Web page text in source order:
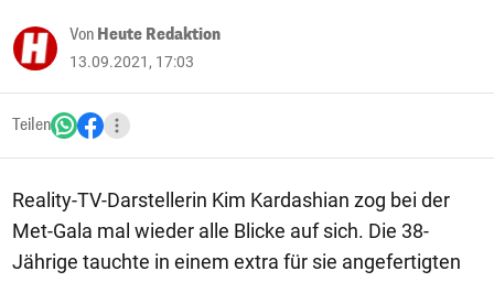
Von Heute Redaktion
13.09.2021, 17:03
Teilen
Reality-TV-Darstellerin Kim Kardashian zog bei der
Met-Gala mal wieder alle Blicke auf sich. Die 38-
Jährige tauchte in einem extra für sie angefertigten